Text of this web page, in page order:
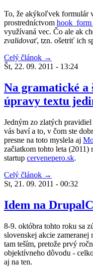
To, že akýkoľvek formulár
prostredníctvom
využívaná vec. Čo ale ak
zvalidovať, tzn. ošetriť ich
Celý článok →
Št, 22. 09. 2011 - 13:24
Na gramatické a
úpravy textu
Jedným zo zlatých
vás baví a to, v čom ste
presne na toto myslela aj
začiatkom tohto leta
startup cervenepero.sk.
Celý článok →
St, 21. 09. 2011 - 00:32
Idem na
8-9. októbra tohto roku sa
slovenskej akcie
tam teším, pretože prvý
objektívneho dôvodu -
aj na ten.